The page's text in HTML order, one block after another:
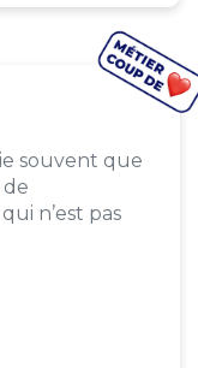
souvent que
n’est pas